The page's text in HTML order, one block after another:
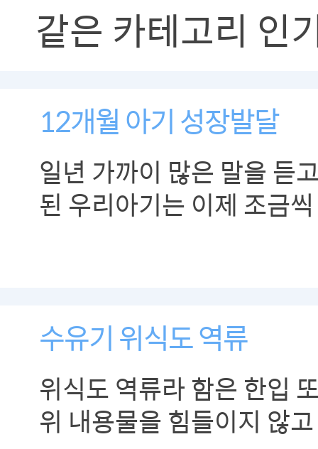
같은 카테고리 인
12개월 아기 성장발달
일년 가까이 많은 말을 듣
된 우리아기는 이제 조금
수유기 위식도 역류
위식도 역류라 함은 한입
위 내용물을 힘들이지 않